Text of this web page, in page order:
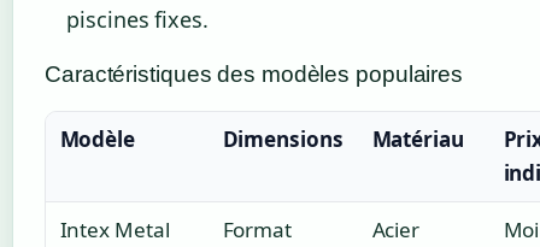
piscines fixes.
Caractéristiques des modèles populaires
Modèle Dimensions Matériau
Intex Metal
Format
Acier